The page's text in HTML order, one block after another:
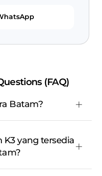
(FAQ)
Batam?
K3 yang tersedia